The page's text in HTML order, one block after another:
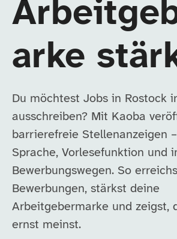
arke
Du möchtest Jobs in Rostock
ausschreiben? Mit Kaoba
barrierefreie Stellenanzeigen
Sprache, Vorlesefunktion und
Bewerbungswegen. So
Bewerbungen, stärkst deine
Arbeitgebermarke und zeigst,
ernst meinst.